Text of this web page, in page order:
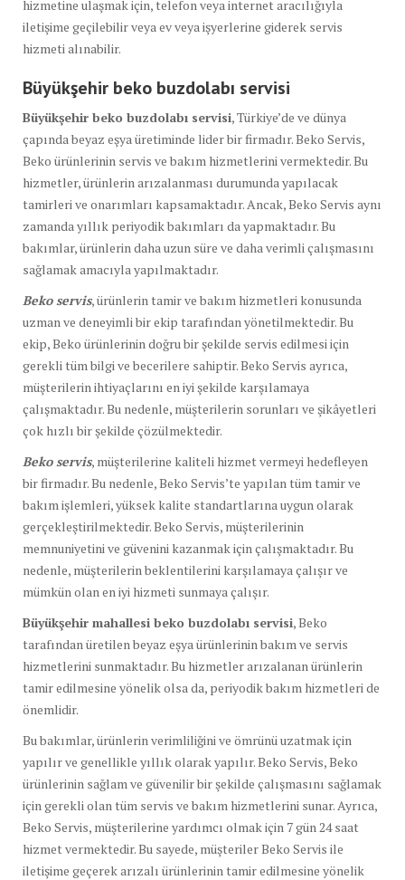
hizmetine ulaşmak için, telefon veya internet aracılığıyla
iletişime geçilebilir veya ev veya işyerlerine giderek servis
hizmeti alınabilir.
Büyükşehir beko buzdolabı servisi
Büyükşehir beko buzdolabı servisi, Türkiye’de ve dünya
çapında beyaz eşya üretiminde lider bir firmadır. Beko Servis,
Beko ürünlerinin servis ve bakım hizmetlerini vermektedir. Bu
hizmetler, ürünlerin arızalanması durumunda yapılacak
tamirleri ve onarımları kapsamaktadır. Ancak, Beko Servis aynı
zamanda yıllık periyodik bakımları da yapmaktadır. Bu
bakımlar, ürünlerin daha uzun süre ve daha verimli çalışmasını
sağlamak amacıyla yapılmaktadır.
Beko servis, ürünlerin tamir ve bakım hizmetleri konusunda
uzman ve deneyimli bir ekip tarafından yönetilmektedir. Bu
ekip, Beko ürünlerinin doğru bir şekilde servis edilmesi için
gerekli tüm bilgi ve becerilere sahiptir. Beko Servis ayrıca,
müşterilerin ihtiyaçlarını en iyi şekilde karşılamaya
çalışmaktadır. Bu nedenle, müşterilerin sorunları ve şikâyetleri
çok hızlı bir şekilde çözülmektedir.
Beko servis, müşterilerine kaliteli hizmet vermeyi hedefleyen
bir firmadır. Bu nedenle, Beko Servis’te yapılan tüm tamir ve
bakım işlemleri, yüksek kalite standartlarına uygun olarak
gerçekleştirilmektedir. Beko Servis, müşterilerinin
memnuniyetini ve güvenini kazanmak için çalışmaktadır. Bu
nedenle, müşterilerin beklentilerini karşılamaya çalışır ve
mümkün olan en iyi hizmeti sunmaya çalışır.
Büyükşehir mahallesi beko buzdolabı servisi, Beko
tarafından üretilen beyaz eşya ürünlerinin bakım ve servis
hizmetlerini sunmaktadır. Bu hizmetler arızalanan ürünlerin
tamir edilmesine yönelik olsa da, periyodik bakım hizmetleri de
önemlidir.
Bu bakımlar, ürünlerin verimliliğini ve ömrünü uzatmak için
yapılır ve genellikle yıllık olarak yapılır. Beko Servis, Beko
ürünlerinin sağlam ve güvenilir bir şekilde çalışmasını sağlamak
için gerekli olan tüm servis ve bakım hizmetlerini sunar. Ayrıca,
Beko Servis, müşterilerine yardımcı olmak için 7 gün 24 saat
hizmet vermektedir. Bu sayede, müşteriler Beko Servis ile
iletişime geçerek arızalı ürünlerinin tamir edilmesine yönelik